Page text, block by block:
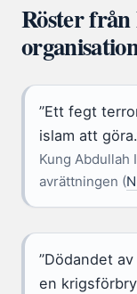
Röster från
”Ett fegt
islam att
Kung Abdullah
avrättningen (
”Dödandet
en